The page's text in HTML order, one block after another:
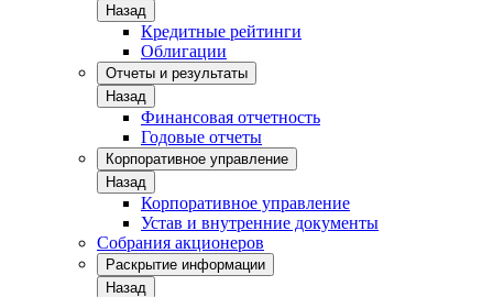
Назад
Кредитные рейтинги
Облигации
Отчеты и результаты
Назад
Финансовая отчетность
Годовые отчеты
Корпоративное управление
Назад
Корпоративное управление
Устав и внутренние документы
Собрания акционеров
Раскрытие информации
Назад